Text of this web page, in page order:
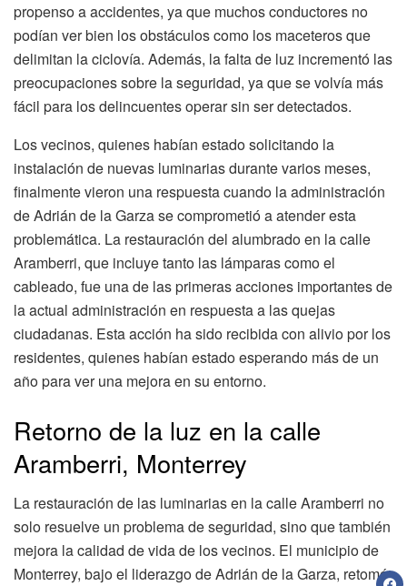
propenso a accidentes, ya que muchos conductores no
podían ver bien los obstáculos como los maceteros que
delimitan la ciclovía. Además, la falta de luz incrementó las
preocupaciones sobre la seguridad, ya que se volvía más
fácil para los delincuentes operar sin ser detectados.
Los vecinos, quienes habían estado solicitando la
instalación de nuevas luminarias durante varios meses,
finalmente vieron una respuesta cuando la administración
de Adrián de la Garza se comprometió a atender esta
problemática. La restauración del alumbrado en la calle
Aramberri, que incluye tanto las lámparas como el
cableado, fue una de las primeras acciones importantes de
la actual administración en respuesta a las quejas
ciudadanas. Esta acción ha sido recibida con alivio por los
residentes, quienes habían estado esperando más de un
año para ver una mejora en su entorno.
Retorno de la luz en la calle
Aramberri, Monterrey
La restauración de las luminarias en la calle Aramberri no
solo resuelve un problema de seguridad, sino que también
mejora la calidad de vida de los vecinos. El municipio de
Monterrey, bajo el liderazgo de Adrián de la Garza, retomó